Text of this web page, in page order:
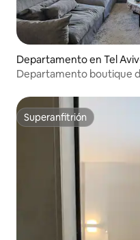
Departamento en Tel
Departamento boutique
Superanfitrión
Superanfitrión